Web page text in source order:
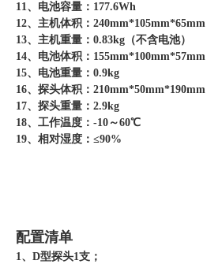
11、电池容量：177.6Wh
12、主机体积：240mm*105mm*65mm
13、主机重量：0.83kg（不含电池）
14、电池体积：155mm*100mm*57mm
15、电池重量：0.9kg
16、探头体积：210mm*50mm*190mm
17、探头重量：2.9kg
18、工作温度：-10～60℃
19、相对湿度：≤90%
配置清单
1、D型探头1支；